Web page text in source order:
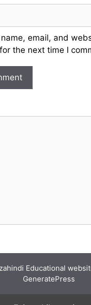
email, and
the next time I
Educational
GeneratePress